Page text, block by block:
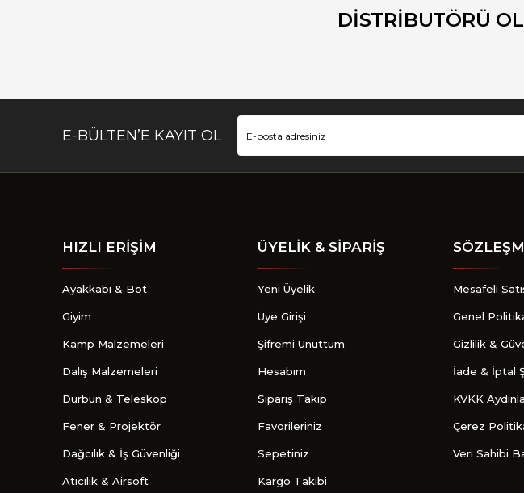
DİSTRİBUTÖRÜ
E-BÜLTEN’E KAYIT OL
HIZLI ERİŞİM
Ayakkabı & Bot
Giyim
Kamp Malzemeleri
Dalış Malzemeleri
Dürbün & Teleskop
Fener & Projektör
Dağcılık & İş Güvenliği
Atıcılık & Airsoft
ÜYELİK & SİPARİŞ
Yeni Üyelik
Üye Girişi
Şifremi Unuttum
Hesabım
Sipariş Takip
Favorileriniz
Sepetiniz
Kargo Takibi
Mesafeli
Genel
Gizlilik &
İade & İptal
KVKK
Çerez
Veri Sahibi